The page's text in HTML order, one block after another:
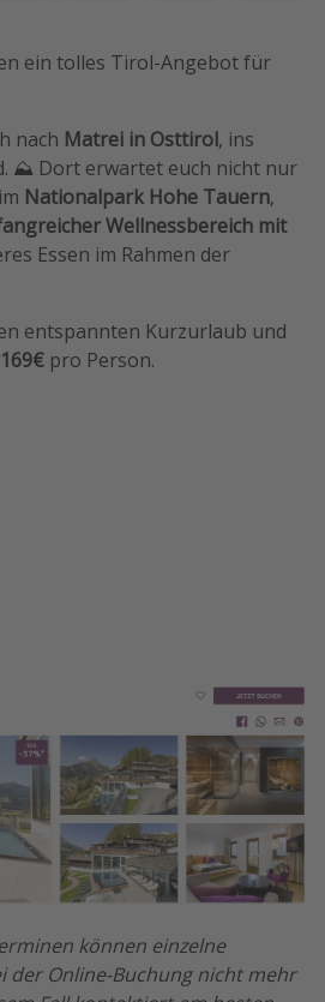
ein tolles Tirol-Angebot für
nach Matrei in Osttirol, ins
⛰️ Dort erwartet euch nicht nur
Nationalpark Hohe Tauern,
Wellnessbereich mit
Essen im Rahmen der
entspannten Kurzurlaub und
pro Person.
können einzelne
der Online-Buchung nicht mehr